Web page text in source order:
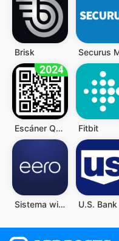
Brisk
Escáner QR y Código de Barras Fitbit
Sistema wifi doméstico eero